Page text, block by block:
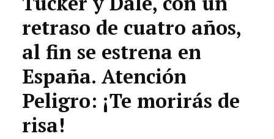
retraso de cuatro años,
al fin se estrena en
España. Atención
Peligro: ¡Te morirás de
risa!